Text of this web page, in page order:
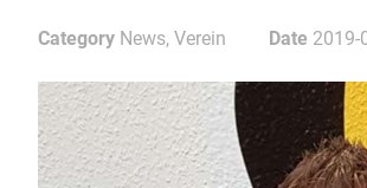
Category News, Verein Date 2019-